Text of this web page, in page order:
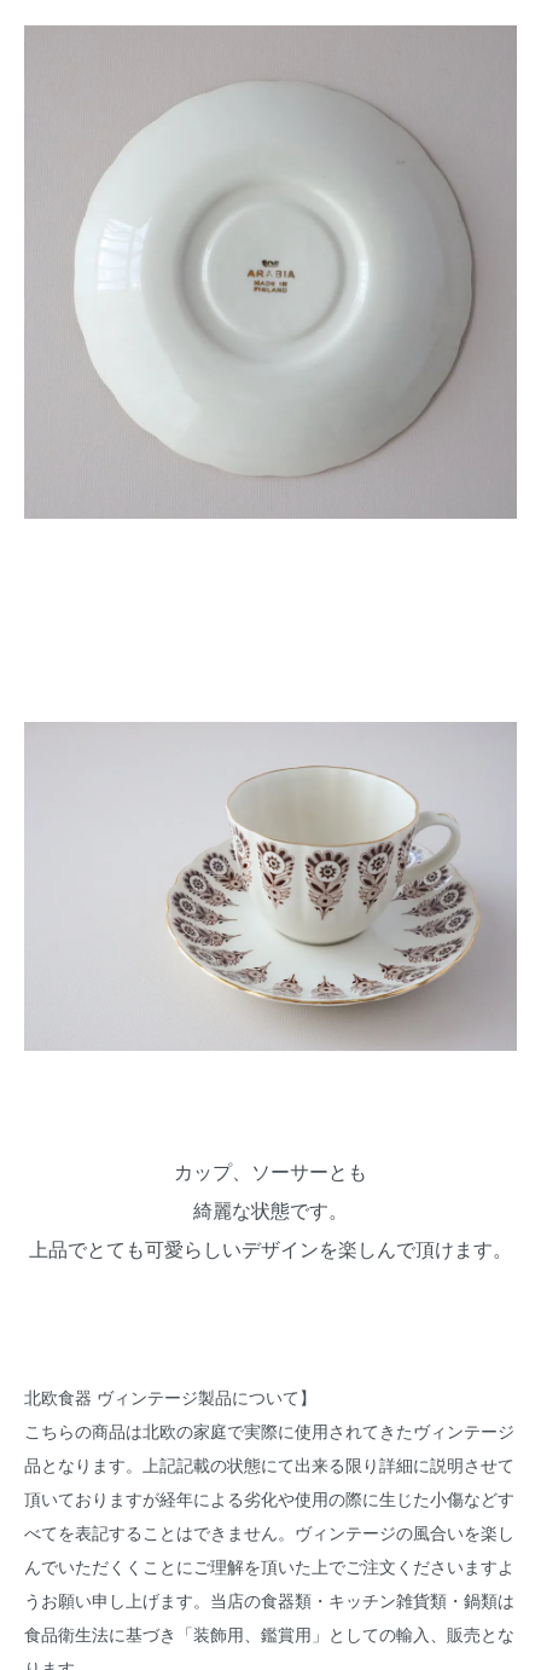
カップ、ソーサーとも
綺麗な状態です。
上品でとても可愛らしいデザインを楽しんで頂けます。
北欧食器 ヴィンテージ製品について】
こちらの商品は北欧の家庭で実際に使用されてきたヴィンテージ
品となります。上記記載の状態にて出来る限り詳細に説明させて
頂いておりますが経年による劣化や使用の際に生じた小傷などす
べてを表記することはできません。ヴィンテージの風合いを楽し
んでいただくくことにご理解を頂いた上でご注文くださいますよ
うお願い申し上げます。当店の食器類・キッチン雑貨類・鍋類は
食品衛生法に基づき「装飾用、鑑賞用」としての輸入、販売とな